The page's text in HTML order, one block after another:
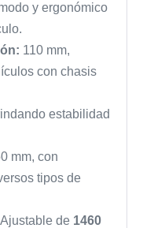
y ergonómico
110 mm,
con chasis
estabilidad
mm, con
tipos de
Ajustable de 1460